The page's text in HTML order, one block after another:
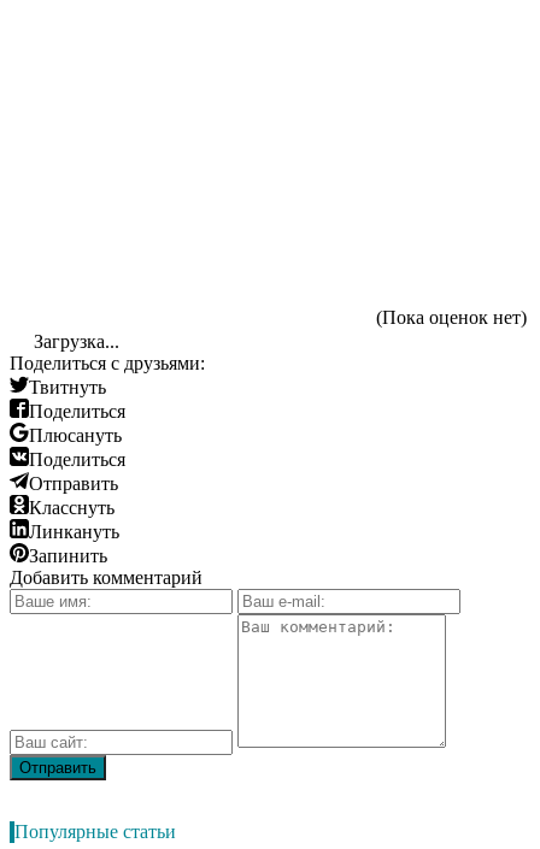
(Пока оценок нет)
Загрузка...
Поделиться с друзьями:
Твитнуть
Поделиться
Плюсануть
Поделиться
Отправить
Класснуть
Линкануть
Запинить
Добавить комментарий
Популярные статьи